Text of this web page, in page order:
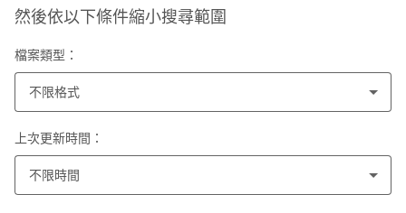
然後依以下條件縮小搜尋範圍
檔案類型：
不限格式
上次更新時間：
不限時間